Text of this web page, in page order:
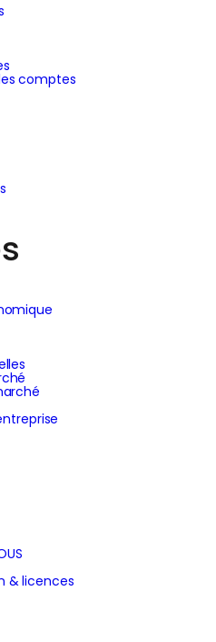
comptes
& licences